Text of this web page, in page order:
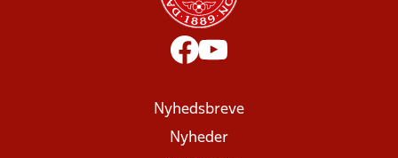
Nyhedsbreve
Nyheder